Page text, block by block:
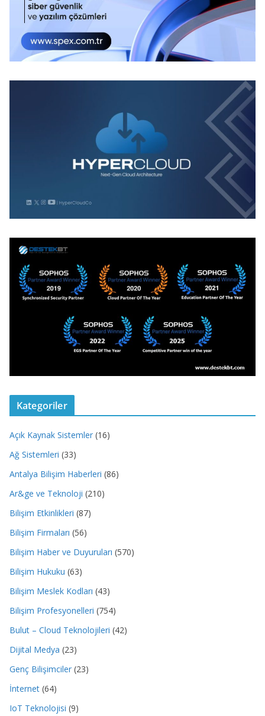
Kategoriler
Açık Kaynak Sistemler (16)
Ağ Sistemleri (33)
Antalya Bilişim Haberleri (86)
Ar&ge ve Teknoloji (210)
Bilişim Etkinlikleri (87)
Bilişim Firmaları (56)
Bilişim Haber ve Duyuruları (570)
Bilişim Hukuku (63)
Bilişim Meslek Kodları (43)
Bilişim Profesyonelleri (754)
Bulut – Cloud Teknolojileri (42)
Dijital Medya (23)
Genç Bilişimciler (23)
İnternet (64)
IoT Teknolojisi (9)